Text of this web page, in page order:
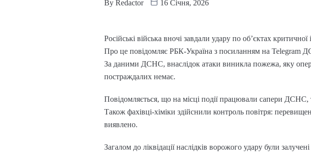
By Redactor 16 Січня, 2026
Російські війська вночі завдали удару по об’єктах
Про це повідомляє РБК-Україна з посиланням на Telegram
За даними ДСНС, внаслідок атаки виникла пожежа, яку
постраждалих немає.
Повідомляється, що на місці події працювали сапери ДСНС,
Також фахівці-хіміки здійснили контроль повітря:
виявлено.
Загалом до ліквідації наслідків ворожого удару були